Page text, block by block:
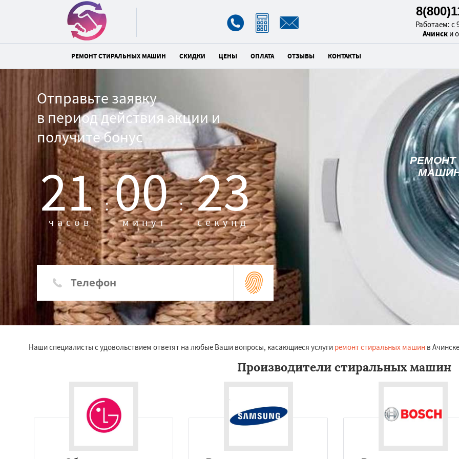
Работаем: с
Ачинск и
РЕМОНТ СТИРАЛЬНЫХ МАШИН СКИДКИ ЦЕНЫ ОПЛАТА ОТЗЫВЫ КОНТАКТЫ
Отправьте заявку
в период действия акции и
получите бонус
21 :
часов 00 :
минут 22
секунд
РЕМОНТ
Наши специалисты с удовольствием ответят на любые Ваши вопросы, касающиеся услуги ремонт стиральных машин в
Производители стиральных машин